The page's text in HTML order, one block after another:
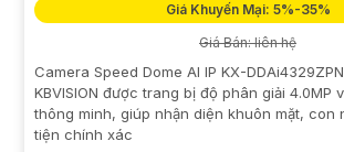
Giá Khuyến Mại: 5%-35%
Giá Bán: liên hệ
Camera Speed Dome AI IP KX-
KBVISION được trang bị độ phân giải 4.0MP
thông minh, giúp nhận diện khuôn mặt, con
tiện chính xác